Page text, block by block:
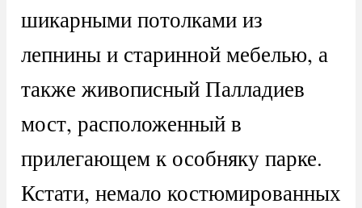
шикарными потолками из
лепнины и старинной мебелью, а
также живописный Палладиев
мост, расположенный в
прилегающем к особняку парке.
Кстати, немало костюмированных